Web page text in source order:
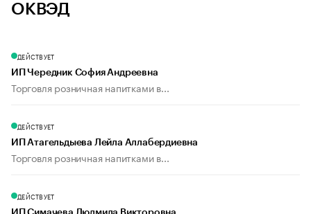
ОКВЭД
ДЕЙСТВУЕТ
ИП Чередник София Андреевна
Торговля розничная напитками в...
ДЕЙСТВУЕТ
ИП Атагельдыева Лейла Аллабердиевна
Торговля розничная напитками в...
ДЕЙСТВУЕТ